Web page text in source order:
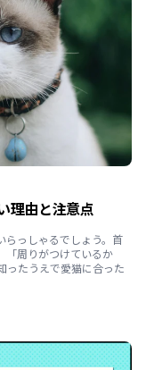
理由と注意点
らっしゃるでしょう。首
「周りがつけているか
ったうえで愛猫に合った